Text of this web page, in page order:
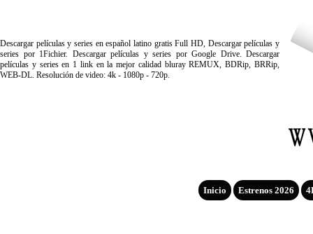
Descargar películas y series en español latino gratis Full HD, Descargar películas y
series por 1Fichier. Descargar películas y series por Google Drive. Descargar
películas y series en 1 link en la mejor calidad bluray REMUX, BDRip, BRRip,
WEB-DL. Resolución de video: 4k - 1080p - 720p.
Inicio Estrenos 2026